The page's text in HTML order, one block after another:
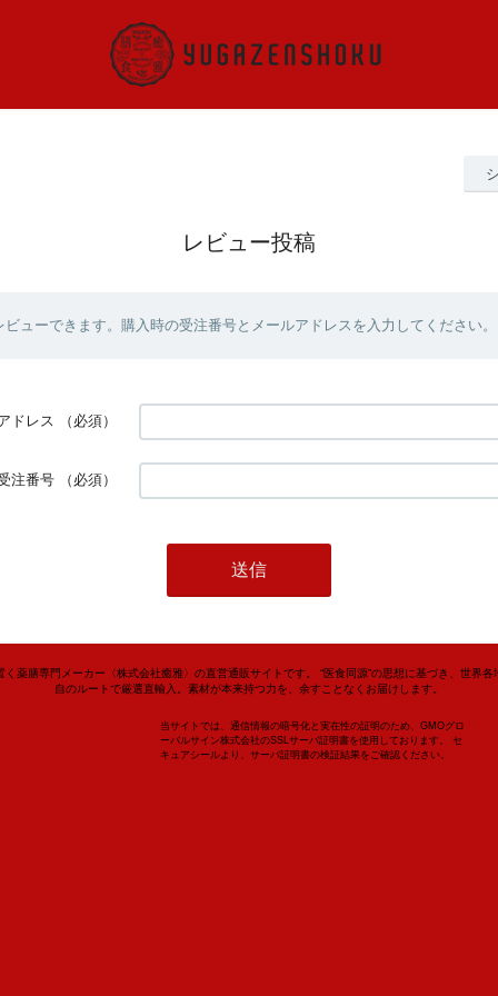
レビュー投稿
ューできます。購入時の受注番号とメールアドレスを入力してください。
ドレス （必須）
注番号 （必須）
薬膳専門メーカー〈株式会社癒雅〉の直営通販サイトです。 “医食同源”の思想に基づき、世界
自のルートで厳選直輸入。素材が本来持つ力を、余すことなくお届けします。
当サイトでは、通信情報の暗号化と実在性の証明のため、GMOグロ
ーバルサイン株式会社のSSLサーバ証明書を使用しております。 セ
キュアシールより、サーバ証明書の検証結果をご確認ください。